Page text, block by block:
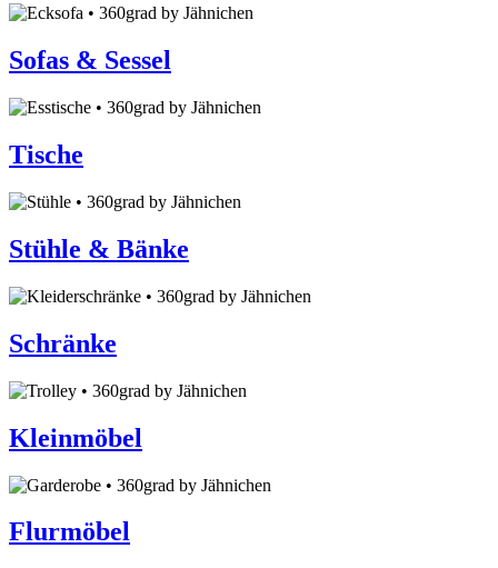
Sofas & Sessel
Tische
Stühle & Bänke
Schränke
Kleinmöbel
Flurmöbel